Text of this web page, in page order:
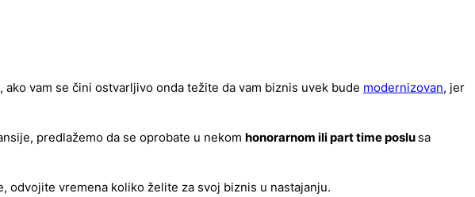
vam se čini ostvarljivo onda težite da vam biznis uvek bude modernizovan, jer
predlažemo da se oprobate u nekom honorarnom ili part time poslu sa
vremena koliko želite za svoj biznis u nastajanju.